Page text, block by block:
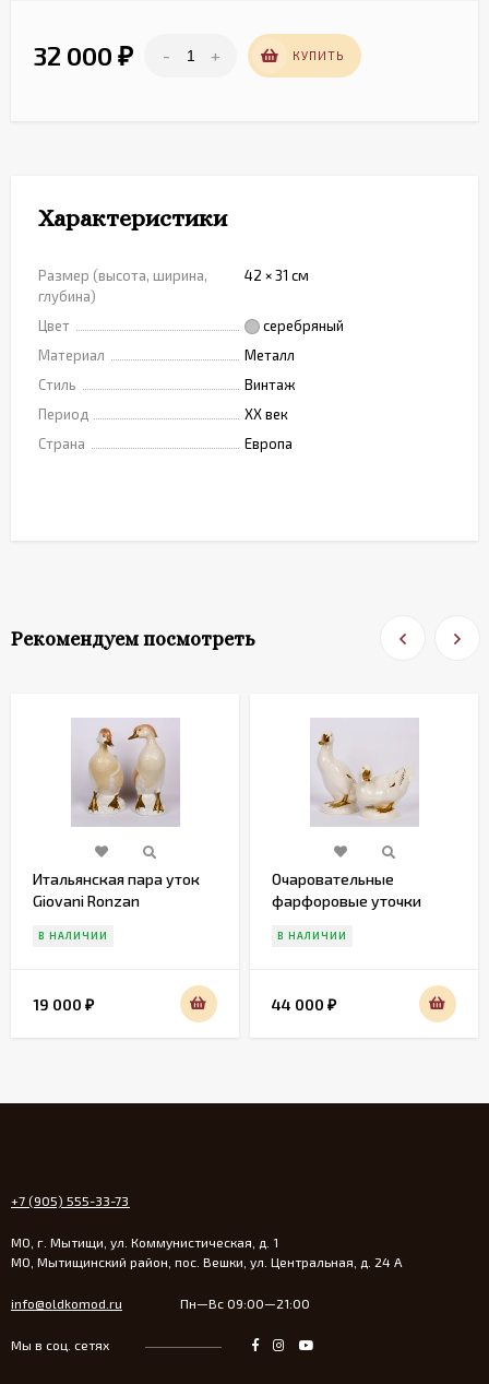
32 000 ₽ - + КУПИТЬ
Характеристики
Размер (высота, ширина,
глубина)
42 × 31 см
Цвет
серебряный
Материал
Металл
Стиль
Винтаж
Период
XX век
Страна
Европа
Рекомендуем посмотреть
Итальянская пара уток
Giovani Ronzan
В НАЛИЧИИ
19 000 ₽
Очаровательные
фарфоровые уточки
В НАЛИЧИИ
44 000 ₽
+7 (905) 555-33-73
МО, г. Мытищи, ул. Коммунистическая, д. 1
МО, Мытищинский район, пос. Вешки, ул. Центральная, д. 24 А
info@oldkomod.ru Пн—Вс 09:00—21:00
Мы в соц. сетях